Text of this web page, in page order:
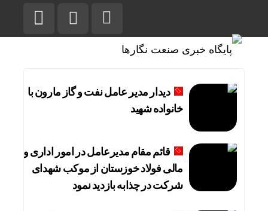
دیدار مدیر عامل نفت و گاز مارون با
خانواده شهید
قائم مقام مدیرعامل در امور اداری و
مالی فولاد خوزستان از موکب شهدای
شرکت در چذابه بازدید نمود